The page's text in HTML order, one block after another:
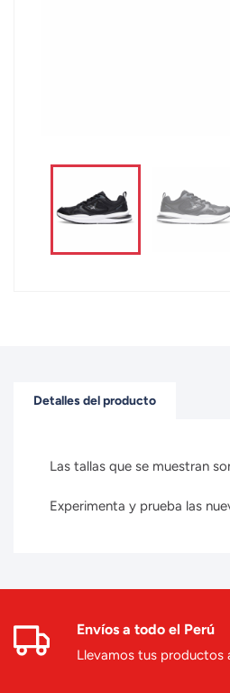
Detalles del producto
Las tallas que se muestran
Experimenta y prueba las
Envíos a todo el Perú
Llevamos tus productos